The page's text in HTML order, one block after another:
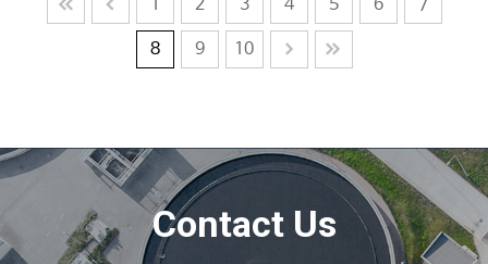
1 2 3 4 5 6 7
8 9 10
Contact Us